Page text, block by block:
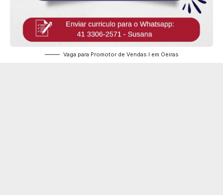
Vaga para Promotor de Vendas I em Oeiras